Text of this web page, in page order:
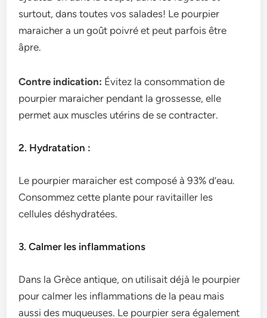
surtout, dans toutes vos salades! Le pourpier
maraicher a un goût poivré et peut parfois être
âpre.
Contre indication: Évitez la consommation de
pourpier maraicher pendant la grossesse, elle
permet aux muscles utérins de se contracter.
2. Hydratation :
Le pourpier maraicher est composé à 93% d’eau.
Consommez cette plante pour ravitailler les
cellules déshydratées.
3. Calmer les inflammations
Dans la Grèce antique, on utilisait déjà le pourpier
pour calmer les inflammations de la peau mais
aussi des muqueuses. Le pourpier sera également